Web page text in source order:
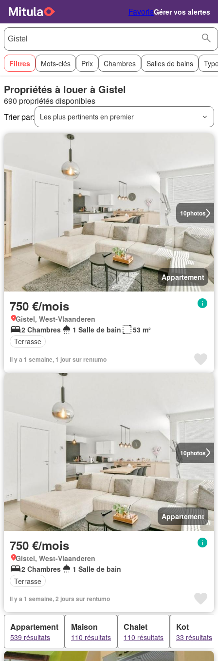
FavorisGérer vos alertes
Filtres Mots-clés Prix Chambres Salles de bains
Propriétés à louer à Gistel
690 propriétés disponibles
Trier par:
Les plus pertinents en premier
10photos
Appartement
750 €/mois
Gistel, West-Vlaanderen
2 Chambres
1 Salle de bain
53 m²
Terrasse
Il y a 1 semaine, 1 jour sur rentumo
10photos
Appartement
750 €/mois
Gistel, West-Vlaanderen
2 Chambres
1 Salle de bain
Terrasse
Il y a 1 semaine, 2 jours sur rentumo
Appartement
539 résultats
Maison
110 résultats
Chalet
110 résultats
Kot
33 résultats